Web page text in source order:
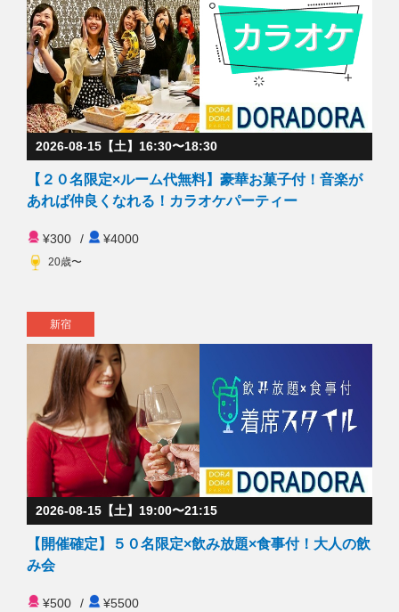
2026-08-15【土】16:30〜18:30
【２０名限定×ルーム代無料】豪華お菓子付！音楽が
あれば仲良くなれる！カラオケパーティー
¥300 / ¥4000
20歳〜
新宿
2026-08-15【土】19:00〜21:15
【開催確定】５０名限定×飲み放題×食事付！大人の飲
み会
¥500 / ¥5500